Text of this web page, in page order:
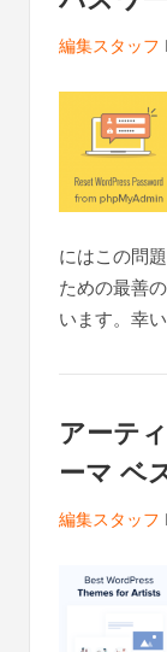
編集スタッフ |
にはこの問
ための最善
います。幸
アーテ
ーマ ベ
編集スタッフ |